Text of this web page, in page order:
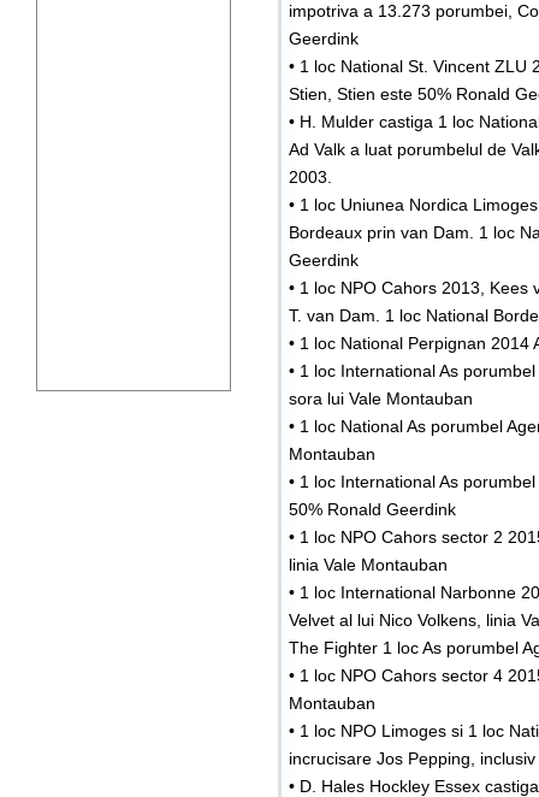
impotriva a 13.273 porumbei,
Geerdink
• 1 loc National St. Vincent ZLU
Stien, Stien este 50% Ronald
• H. Mulder castiga 1 loc
Ad Valk a luat porumbelul de
2003.
• 1 loc Uniunea Nordica
Bordeaux prin van Dam. 1 loc
Geerdink
• 1 loc NPO Cahors 2013,
T. van Dam. 1 loc National
• 1 loc National Perpignan
• 1 loc International As
sora lui Vale Montauban
• 1 loc National As porumbel
Montauban
• 1 loc International As
50% Ronald Geerdink
• 1 loc NPO Cahors sector 2
linia Vale Montauban
• 1 loc International Narbonne
Velvet al lui Nico Volkens, linia
The Fighter 1 loc As porumbel
• 1 loc NPO Cahors sector 4
Montauban
• 1 loc NPO Limoges si 1 loc
incrucisare Jos Pepping,
• D. Hales Hockley Essex